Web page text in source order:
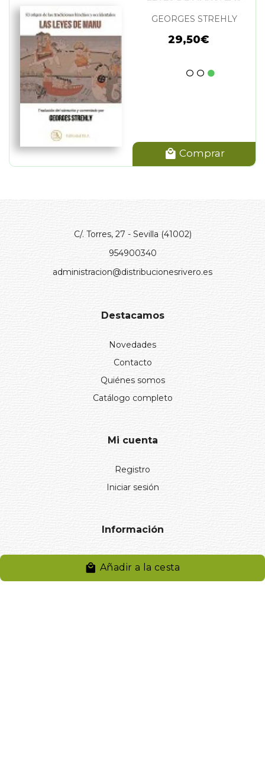
Añadir a la cesta
GEORGES STREHLY
29,50€
Comprar
C/. Torres, 27 - Sevilla (41002)
954900340
administracion@distribucionesrivero.es
Destacamos
Novedades
Contacto
Quiénes somos
Catálogo completo
Mi cuenta
Registro
Iniciar sesión
Información
Política de privacidad